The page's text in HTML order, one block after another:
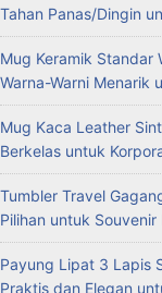
Tahan Panas/Dingin
Mug Keramik Standar
Warna-Warni Menarik
Mug Kaca Leather
Berkelas untuk
Tumbler Travel
Pilihan untuk
Payung Lipat 3 Lapis
Praktis dan Elegan